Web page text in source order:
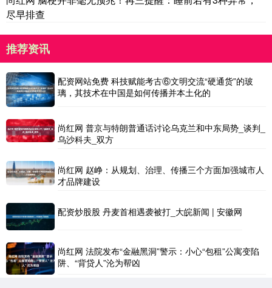
尽早排查
推荐资讯
配资网站免费 科技赋能考古⑥文明交流“硬通货”的玻
璃，其技术在中国是如何传播并本土化的
尚红网 普京与特朗普通话讨论乌克兰和中东局势_谈判_
乌沙科夫_双方
尚红网 赵峥：从规划、治理、传播三个方面加强城市人
才品牌建设
配资炒股股 丹麦首相遇袭被打_大皖新闻 | 安徽网
尚红网 法院发布“金融黑洞”警示：小心“包租”公寓变陷
阱、“背贷人”沦为帮凶